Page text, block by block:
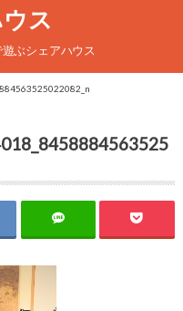
ス
ぶシェアハウス